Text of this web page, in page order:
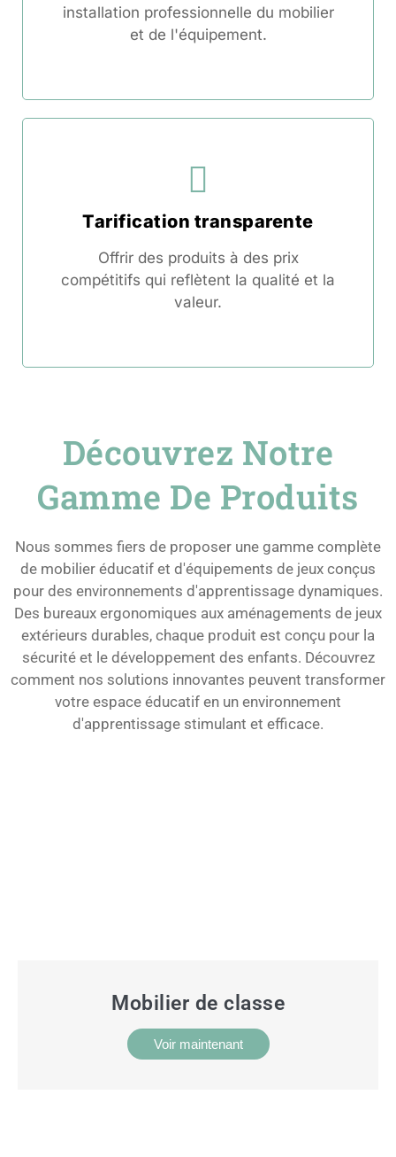
installation professionnelle du mobilier
et de l'équipement.
Tarification transparente
Offrir des produits à des prix
compétitifs qui reflètent la qualité et la
valeur.
Découvrez Notre
Gamme De Produits
Nous sommes fiers de proposer une gamme complète
de mobilier éducatif et d'équipements de jeux conçus
pour des environnements d'apprentissage dynamiques.
Des bureaux ergonomiques aux aménagements de jeux
extérieurs durables, chaque produit est conçu pour la
sécurité et le développement des enfants. Découvrez
comment nos solutions innovantes peuvent transformer
votre espace éducatif en un environnement
d'apprentissage stimulant et efficace.
Mobilier de classe
Voir maintenant